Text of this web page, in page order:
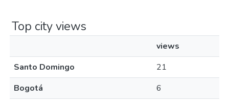
Top city views
views
Santo Domingo
21
Bogotá
6